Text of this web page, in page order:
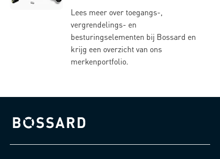
Lees meer over toegangs-,
vergrendelings- en
besturingselementen bij Bossard en
krijg een overzicht van ons
merkenportfolio.
Bossard homepage